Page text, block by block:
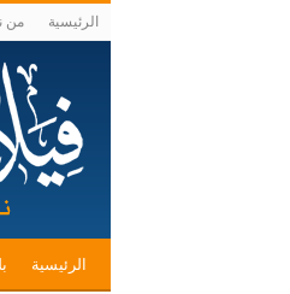
الرئيسية من
الرئيسية